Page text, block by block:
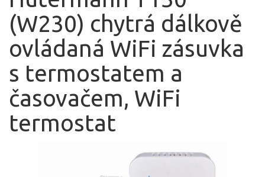
(W230) chytrá dálkově
ovládaná WiFi zásuvka
s termostatem a
časovačem, WiFi
termostat